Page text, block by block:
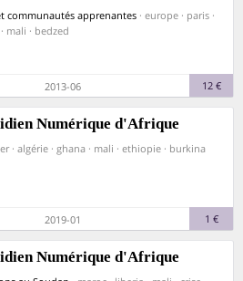
communautés apprenantes · europe · paris ·
mali · bedzed
2013-06 12 €
Numérique d'Afrique
· algérie · ghana · mali · ethiopie · burkina
2019-01 1 €
Numérique d'Afrique